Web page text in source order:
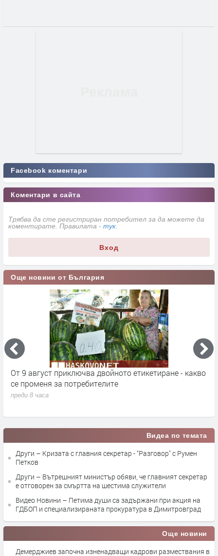
Facebook коментари
Коментари в сайта
Трябва да сте регистриран потребител за да можете да
коментирате. Правилата - тук
Вход
Още новини от България
От 9 август приключва двойното етикетиране - какво
се променя за потребителите
преди 8 часа
Видеа по темата
Други – Кризата с главния секретар - "Разговор" с Румен
Петков
Други – Вътрешният министър обяви, че главният секретар
е отговорен за смъртта на шестима служители
Видео Новини – Петима души са задържани при акция на
ГДБОП и специализираната прокуратура в Димитровград
Още новини
Демерджиев започна изненадващи кадрови размествания в